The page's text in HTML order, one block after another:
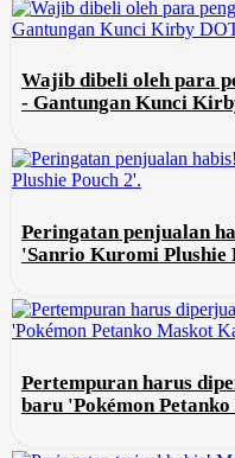
Wajib dibeli oleh para
- Gantungan Kunci
Peringatan penjualan
'Sanrio Kuromi Plushie
Pertempuran harus
baru 'Pokémon